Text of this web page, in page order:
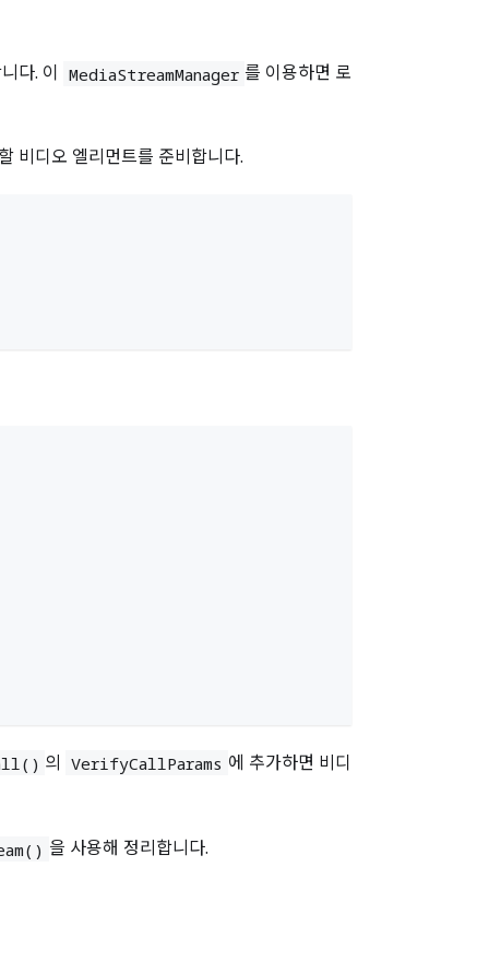
다. 이 MediaStreamManager 를 이용하면 로
비디오 엘리먼트를 준비합니다.
의 VerifyCallParams 에 추가하면 비디
을 사용해 정리합니다.